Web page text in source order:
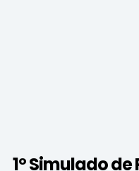
1º Simulado